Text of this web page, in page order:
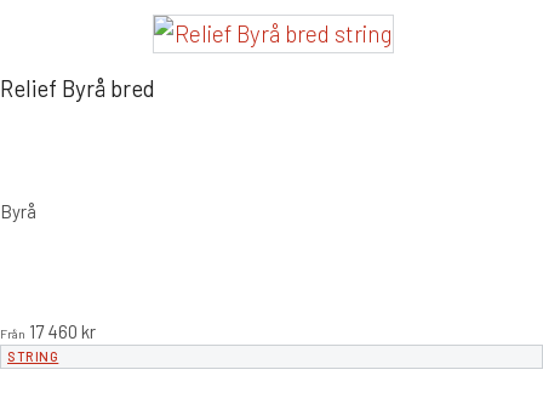
Relief Byrå bred
Byrå
Från 17 460 kr
STRING